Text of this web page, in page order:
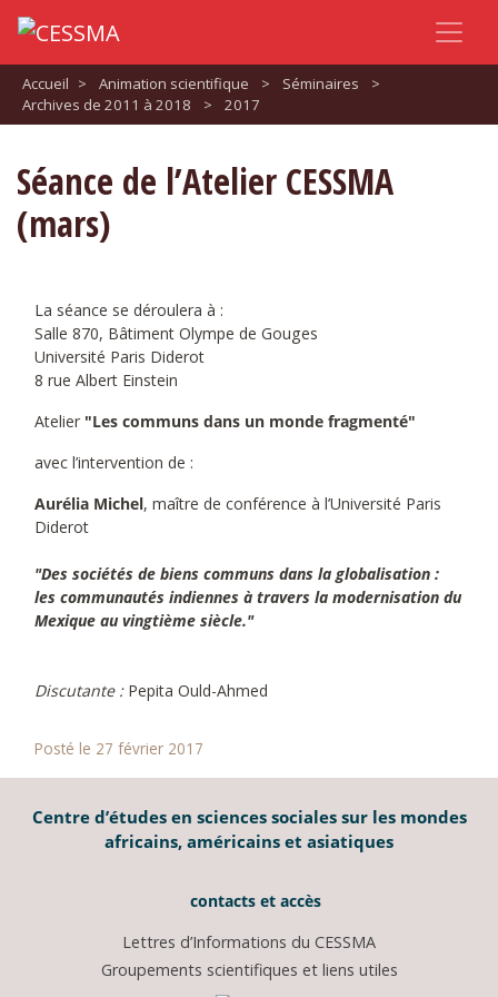
Accueil > Animation scientifique > Séminaires
>
Archives de 2011 à 2018
> 2017
Séance de l’Atelier CESSMA
(mars)
La séance se déroulera à :
Salle 870, Bâtiment Olympe de Gouges
Université Paris Diderot
8 rue Albert Einstein
Atelier "Les communs dans un monde fragmenté"
avec l’intervention de :
Aurélia Michel, maître de conférence à l’Université Paris
Diderot
"Des sociétés de biens communs dans la globalisation :
les communautés indiennes à travers la modernisation du
Mexique au vingtième siècle."
Discutante :Pepita Ould-Ahmed
Posté le 27 février 2017
Centre d’études en sciences sociales sur les mondes
africains, américains et asiatiques
contacts et accès
Lettres d’Informations du CESSMA
Groupements scientifiques et liens utiles